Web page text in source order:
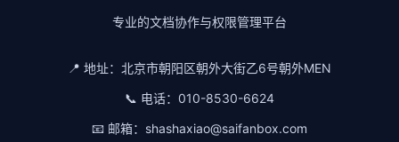
专业的文档协作与权限管理平台
📍 地址： 北京市朝阳区朝外大街乙6号朝外MEN
📞 电话： 010-8530-6624
📧 邮箱： shashaxiao@saifanbox.com